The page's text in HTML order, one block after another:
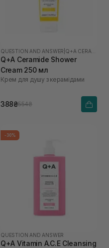
QUESTION AND ANSWER
Q+A Ceramide Shower
Cream 250 мл
Крем для душу з керамідами
388₴554₴
-30%
QUESTION AND ANSWER
Q+A Vitamin A.C.E Cleansing